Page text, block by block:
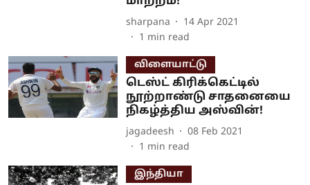
sharpana
14 Apr 2021
1 min read
விளையாட்டு
டெஸ்ட் கிரிக்கெட்டில்
நூற்றாண்டு சாதனையை
நிகழ்த்திய அஸ்வின்!
jagadeesh
08 Feb 2021
1 min read
இந்தியா